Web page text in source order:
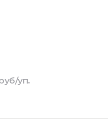
уп.